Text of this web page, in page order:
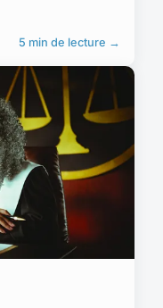
5 min de lecture →